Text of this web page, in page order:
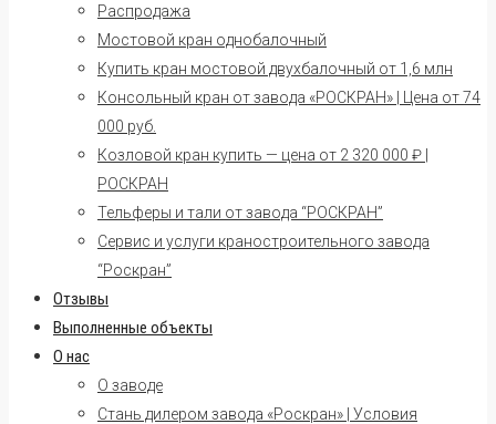
Распродажа
Мостовой кран однобалочный
Купить кран мостовой двухбалочный от 1,6 млн
Консольный кран от завода «РОСКРАН» | Цена от 74
000 руб.
Козловой кран купить — цена от 2 320 000 ₽ |
РОСКРАН
Тельферы и тали от завода “РОСКРАН”
Сервис и услуги краностроительного завода
“Роскран”
Отзывы
Выполненные объекты
О нас
О заводе
Стань дилером завода «Роскран» | Условия